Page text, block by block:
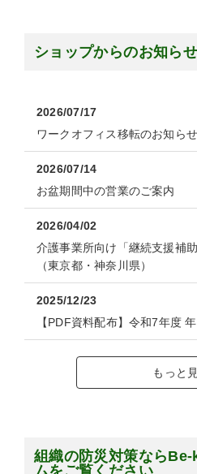
ショップからのお知らせ
2026/07/17
ワークオフィス移転のお知らせ
2026/07/14
お盆期間中の営業のご案内
2026/04/02
介護事業所向け「継続支援補
（東京都・神奈川県）
2025/12/23
【PDF資料配布】令和7年度
もっと
組織の防災対策なら